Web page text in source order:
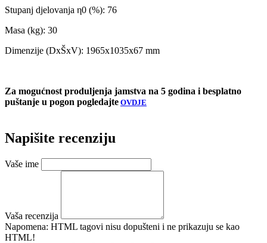
Stupanj djelovanja η0 (%): 76
Masa (kg): 30
Dimenzije (DxŠxV): 1965x1035x67 mm
Za mogućnost produljenja jamstva na 5 godina i besplatno
puštanje u pogon pogledajte OVDJE
Napišite recenziju
Vaše ime
Vaša recenzija
Napomena: HTML tagovi nisu dopušteni i ne prikazuju se kao
HTML!